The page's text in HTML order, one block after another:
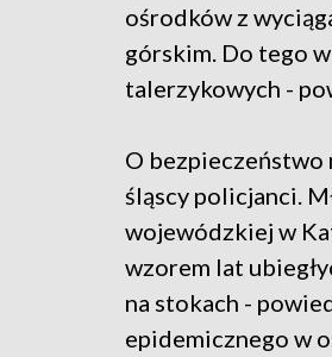
ośrodków z
górskim. Do tego
talerzykowych -
O bezpieczeństwo
śląscy policjanci.
wojewódzkiej w
wzorem lat
na stokach -
epidemicznego w